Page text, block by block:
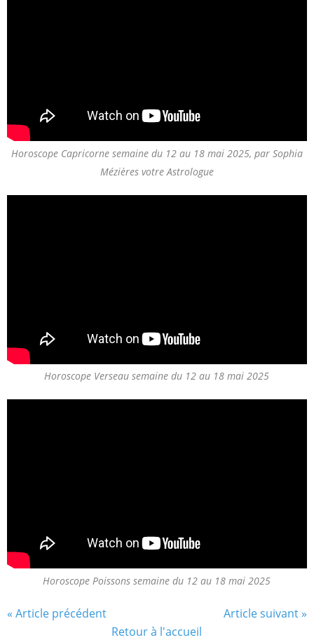
Horoscope Capricorne semaine du 12 au 18 mai 2025, par Sophia
Mézières votre Astrologue
Horoscope Verseau semaine du 12 au 18 mai 2025
Horoscope Poissons semaine du 12 au 18 mai 2025
« Article précédent
Article suivant »
Retour à l'accueil